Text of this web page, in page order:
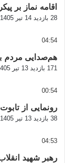
اقامه نماز بر
28 بازدید 14 تیر 1405
04:54
هم‌صدایی مردم
171 بازدید 13 تیر 1405
00:54
رونمایی از
38 بازدید 13 تیر 1405
04:53
رهبر شهید